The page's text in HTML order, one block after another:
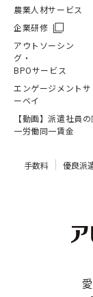
農業人材サービス
企業研修
アウトソーシン
グ・
BPOサービス
エンゲージメントサ
ーベイ
【動画】派遣社員の
一労働同一賃金
手数料 優良派